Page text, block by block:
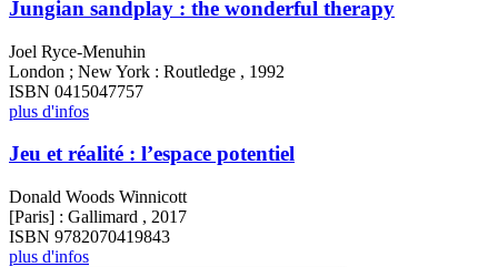
Jungian sandplay : the wonderful therapy
Joel Ryce-Menuhin
London ; New York : Routledge , 1992
ISBN 0415047757
plus d'infos
Jeu et réalité : l’espace potentiel
Donald Woods Winnicott
[Paris] : Gallimard , 2017
ISBN 9782070419843
plus d'infos